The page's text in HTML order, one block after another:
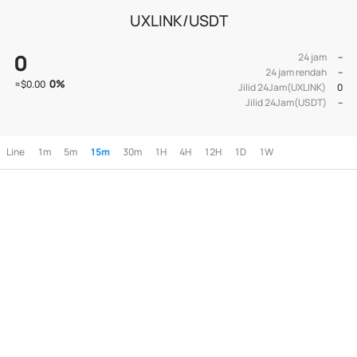
UXLINK/USDT
0
≈$0.00 0%
24 jam
--
24 jam rendah
--
Jilid 24Jam(UXLINK)
0
Jilid 24Jam(USDT)
--
Line 1m 5m 15m 30m 1H 4H 12H 1D 1W